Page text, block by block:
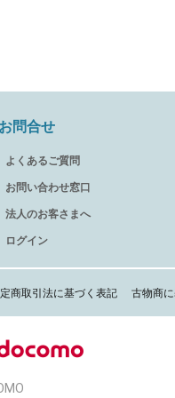
お問合せ
よくあるご質問
お問い合わせ窓口
法人のお客さまへ
ログイン
商取引法に基づく表記 古物商